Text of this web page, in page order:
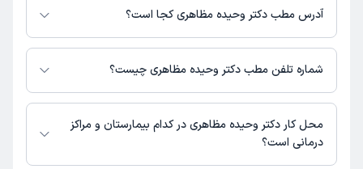
هزینه مشاوره پزشکی متنی: 100000 تومان
آدرس مطب دکتر وحیده مظاهری کجا است؟
دکتر وحیده مظاهری مطب فعالی ندارند و صرفا به صورت مشاوره‌ای بیماران را
ویزیت می‌کنند.
شماره تلفن مطب دکتر وحیده مظاهری چیست؟
شماره تماس مطب دکتر وحیده مظاهری در حال حاضر در این صفحه ثبت نشده
محل کار دکتر وحیده مظاهری در کدام بیمارستان و مراکز
درمانی است؟